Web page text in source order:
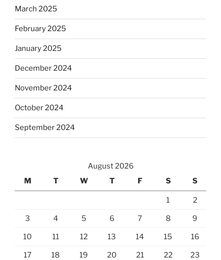
March 2025
February 2025
January 2025
December 2024
November 2024
October 2024
September 2024
August 2026
M
T W T F S S
1 2
3 4 5 6 7 8 9
10 11 12 13 14 15 16
17 18 19 20 21 22 23